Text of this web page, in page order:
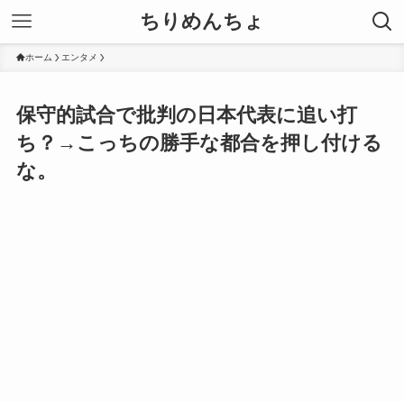
ちりめんちょ
ホーム エンタメ
保守的試合で批判の日本代表に追い打
ち？→こっちの勝手な都合を押し付ける
な。